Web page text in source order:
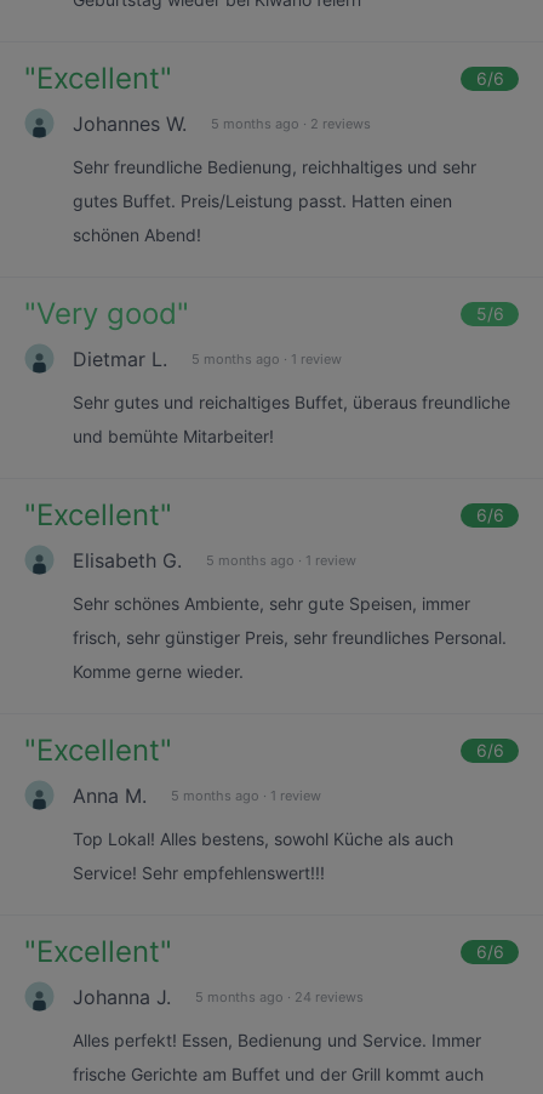
"Excellent" 6/6
Johannes W. 5 months ago · 2 reviews
Sehr freundliche Bedienung, reichhaltiges und sehr
gutes Buffet. Preis/Leistung passt. Hatten einen
schönen Abend!
"Very good" 5/6
Dietmar L. 5 months ago · 1 review
Sehr gutes und reichaltiges Buffet, überaus freundliche
und bemühte Mitarbeiter!
"Excellent" 6/6
Elisabeth G. 5 months ago · 1 review
Sehr schönes Ambiente, sehr gute Speisen, immer
frisch, sehr günstiger Preis, sehr freundliches Personal.
Komme gerne wieder.
"Excellent" 6/6
Anna M. 5 months ago · 1 review
Top Lokal! Alles bestens, sowohl Küche als auch
Service! Sehr empfehlenswert!!!
"Excellent" 6/6
Johanna J. 5 months ago · 24 reviews
Alles perfekt! Essen, Bedienung und Service. Immer
frische Gerichte am Buffet und der Grill kommt auch